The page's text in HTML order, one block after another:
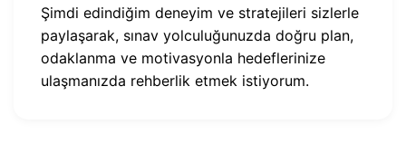
Şimdi edindiğim deneyim ve stratejileri sizlerle
paylaşarak, sınav yolculuğunuzda doğru plan,
odaklanma ve motivasyonla hedeflerinize
ulaşmanızda rehberlik etmek istiyorum.